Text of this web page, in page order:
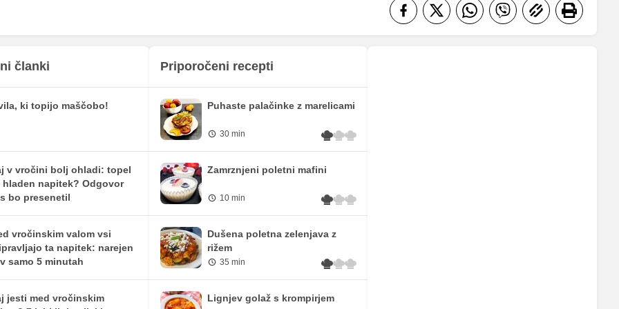
229.56 mg 518.25 mg
0.11 mg 0.25 mg
58.25 mg
1042 iu
0 mg
0 mg
članki
ki topijo maščobo!
v vročini bolj ohladi: topel
hladen napitek? Odgovor
bo presenetil
vročinskim valom vsi
ta napitek: narejen
samo 5 minutah
jesti med vročinskim
Priporočeni recepti
Puhaste palačinke z marelicami
30 min
Zamrznjeni poletni mafini
10 min
Dušena poletna zelenjava z
rižem
35 min
Lignjev golaž s krompirjem